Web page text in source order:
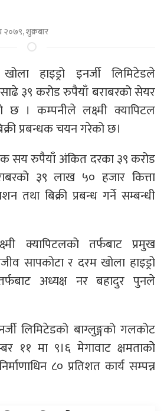
२०७९, शुक्रबार
हाइड्रो इनर्जी लिमिटेडले
३९ करोड रुपैयाँ बराबरको सेयर
छ । कम्पनीले लक्ष्मी क्यापिटल
प्रबन्धक चयन गरेको छ।
सय रुपैयाँ अंकित दरका ३९ करोड
३९ लाख ५० हजार कित्ता
तथा बिक्री प्रबन्ध गर्ने सम्बन्धी
क्यापिटलको तर्फबाट प्रमुख
सापकोटा र दरम खोला हाइड्रो
अध्यक्ष नर बहादुर पुनले
लिमिटेडको बाग्लुङ्गको गलकोट
११ मा ९।६ मेगावाट क्षमताकोे
८० प्रतिशत कार्य सम्पन्न